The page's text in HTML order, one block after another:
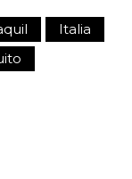
Italia